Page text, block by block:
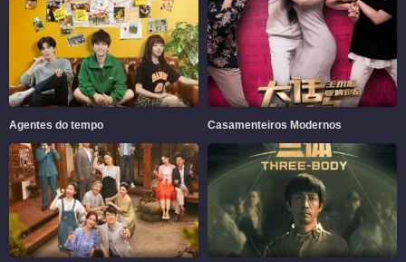
Agentes do tempo Casamenteiros Modernos